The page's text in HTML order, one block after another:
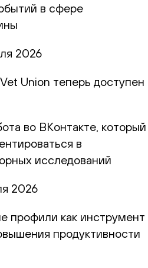
в сфере
2026
Union теперь доступен
во ВКонтакте, который
в
исследований
2026
профили как инструмент
продуктивности